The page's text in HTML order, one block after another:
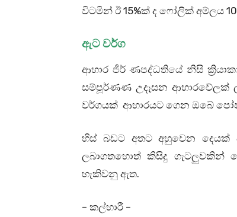
විටමින් ඊ 15%ක් ද ‍ෆෝලික් අම්ලය
ඇට වර්ග
ආහාර ජීර් ණපද්ධතියේ නිසි
සම්පූර්ණණ උදෑසන ආහාරවේලක්
වර්ගයක් ආහාරයට ගෙන ඔබේ
හිස් බඩට අතට අහුවෙන දෙයක්
ලබාගතහොත් කිසිදු ගැටලුවකින්
හැකිවනු ඇත.
– කල්හාරී –